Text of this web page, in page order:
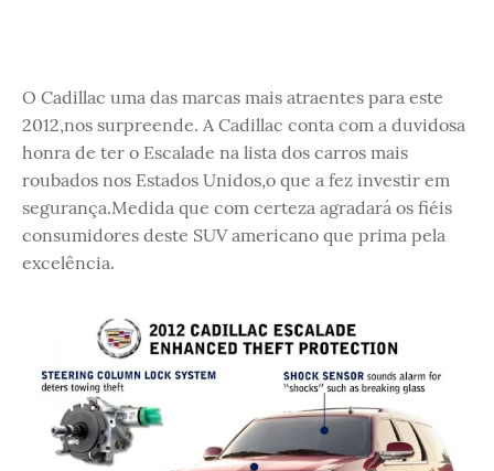
O Cadillac uma das marcas mais atraentes para este
2012,nos surpreende. A Cadillac conta com a duvidosa
honra de ter o Escalade na lista dos carros mais
roubados nos Estados Unidos,o que a fez investir em
segurança.Medida que com certeza agradará os fiéis
consumidores deste SUV americano que prima pela
excelência.